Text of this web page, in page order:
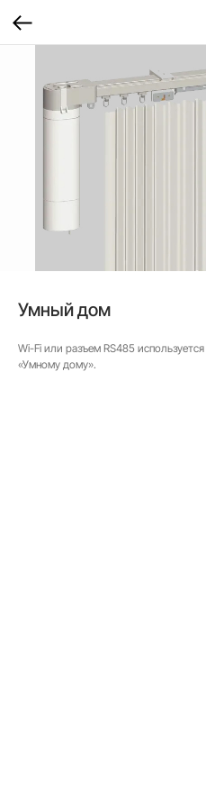
Умный дом
Wi-Fi или разъем RS485
«Умному дому».